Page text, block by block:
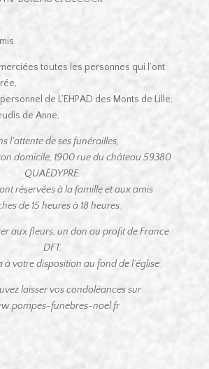
toutes les personnes qui l’ont
de L’EHPAD des Monts de Lille,
de Anne,
l’attente de ses funérailles,
domicile, 1900 rue du château 59380
QUAËDYPRE.
réservées à la famille et aux amis
de 15 heures à 18 heures.
aux fleurs, un don au profit de France
DFT.
à votre disposition au fond de l’église.
laisser vos condoléances sur
funebres-noel.fr